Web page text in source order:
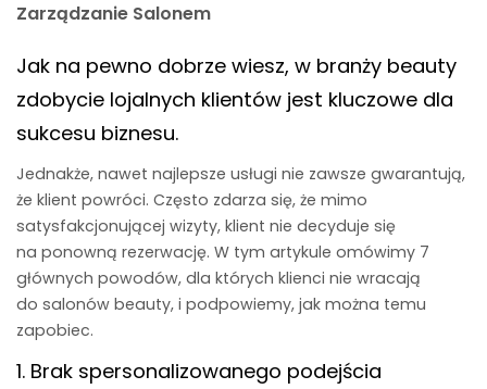
Zarządzanie Salonem
Jak na pewno dobrze wiesz, w branży beauty
zdobycie lojalnych klientów jest kluczowe dla
sukcesu biznesu.
Jednakże, nawet najlepsze usługi nie zawsze gwarantują,
że klient powróci. Często zdarza się, że mimo
satysfakcjonującej wizyty, klient nie decyduje się
na ponowną rezerwację. W tym artykule omówimy 7
głównych powodów, dla których klienci nie wracają
do salonów beauty, i podpowiemy, jak można temu
zapobiec.
1. Brak spersonalizowanego podejścia